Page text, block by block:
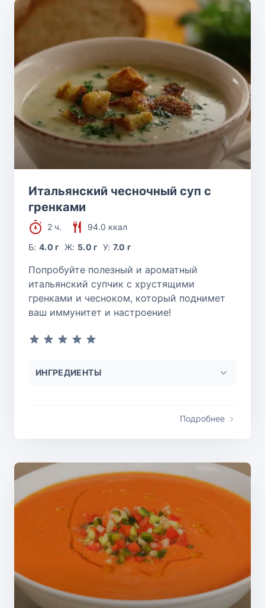
Итальянский чесночный суп с
гренками
2 ч.
94.0 ккал
Б:4.0 г Ж: 5.0 г У: 7.0 г
Попробуйте полезный и ароматный
итальянский супчик с хрустящими
гренками и чесноком, который поднимет
ваш иммунитет и настроение!
ИНГРЕДИЕНТЫ
Подробнее